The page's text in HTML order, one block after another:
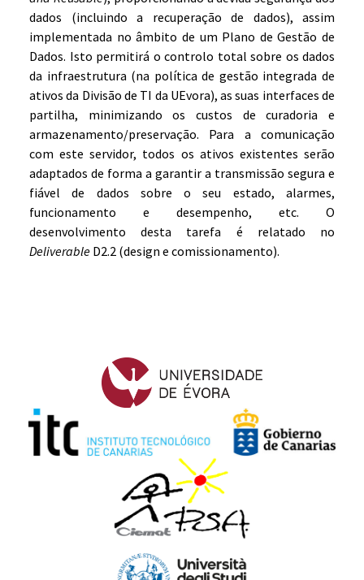
dados (incluindo a recuperação de dados), assim
implementada no âmbito de um Plano de Gestão de
Dados. Isto permitirá o controlo total sobre os dados
da infraestrutura (na política de gestão integrada de
ativos da Divisão de TI da UEvora), as suas interfaces de
partilha, minimizando os custos de curadoria e
armazenamento/preservação. Para a comunicação
com este servidor, todos os ativos existentes serão
adaptados de forma a garantir a transmissão segura e
fiável de dados sobre o seu estado, alarmes,
funcionamento e desempenho, etc. O
desenvolvimento desta tarefa é relatado no
Deliverable D2.2 (design e comissionamento).